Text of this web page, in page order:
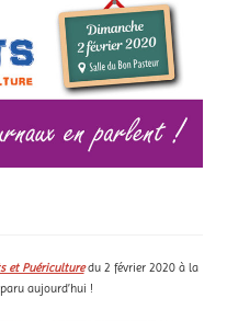
et Puériculturedu 2 février 2020 à la
aujourd’hui !